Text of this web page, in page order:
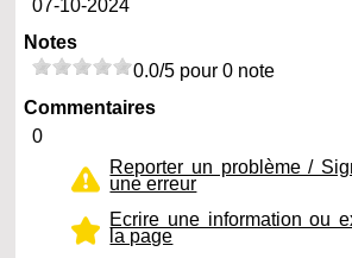
07-10-2024
Notes
0.0/5 pour 0 note
Commentaires
0
Reporter un problème /
une erreur
Ecrire une information ou
la page